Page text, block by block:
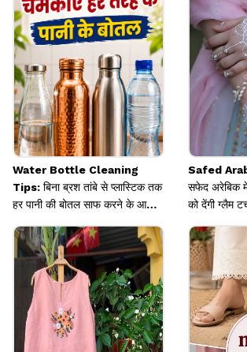
Image credits: pinterest
Water Bottle Cleaning
Tips: बिना ब्रश तांबे से प्लास्टिक तक
हर पानी की बोतल साफ करने के आसान
Safed
सफेद अरेबिक
को देंगी ग्लैम